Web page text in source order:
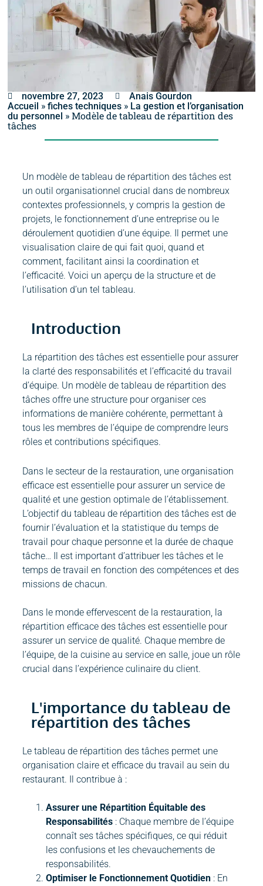
novembre 27, 2023
Anais Gourdon
Accueil » fiches techniques » La gestion et l’organisation
du personnel »Modèle de tableau de répartition des
tâches
Un modèle de tableau de répartition des tâches est
un outil organisationnel crucial dans de nombreux
contextes professionnels, y compris la gestion de
projets, le fonctionnement d’une entreprise ou le
déroulement quotidien d’une équipe. Il permet une
visualisation claire de qui fait quoi, quand et
comment, facilitant ainsi la coordination et
l’efficacité. Voici un aperçu de la structure et de
l’utilisation d’un tel tableau.
Introduction
La répartition des tâches est essentielle pour assurer
la clarté des responsabilités et l’efficacité du travail
d’équipe. Un modèle de tableau de répartition des
tâches offre une structure pour organiser ces
informations de manière cohérente, permettant à
tous les membres de l’équipe de comprendre leurs
rôles et contributions spécifiques.
Dans le secteur de la restauration, une organisation
efficace est essentielle pour assurer un service de
qualité et une gestion optimale de l’établissement.
L’objectif du tableau de répartition des tâches est de
fournir l’évaluation et la statistique du temps de
travail pour chaque personne et la durée de chaque
tâche… Il est important d’attribuer les tâches et le
temps de travail en fonction des compétences et des
missions de chacun.
Dans le monde effervescent de la restauration, la
répartition efficace des tâches est essentielle pour
assurer un service de qualité. Chaque membre de
l’équipe, de la cuisine au service en salle, joue un rôle
crucial dans l’expérience culinaire du client.
L'importance du tableau de
répartition des tâches
Le tableau de répartition des tâches permet une
organisation claire et efficace du travail au sein du
restaurant. Il contribue à :
Assurer une Répartition Équitable des
Responsabilités : Chaque membre de l’équipe
connaît ses tâches spécifiques, ce qui réduit
les confusions et les chevauchements de
responsabilités.
Optimiser le Fonctionnement Quotidien : En